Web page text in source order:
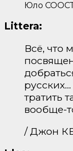
Юло
Littera:
Всё, что
тратить
вообще-
/ Джон